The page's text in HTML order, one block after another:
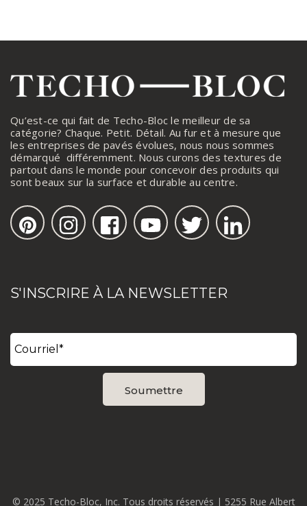
Qu’est-ce qui fait de Techo-Bloc le meilleur de sa
catégorie? Chaque. Petit. Détail. Au fur et à mesure que
les entreprises de pavés évolues, nous nous sommes
démarqué différemment. Nous curons des textures de
partout dans le monde pour concevoir des produits qui
sont beaux sur la surface et durable au centre.
S'INSCRIRE À LA NEWSLETTER
© 2025 Techo-Bloc, Inc. Tous droits réservés | 5255 Rue Albert